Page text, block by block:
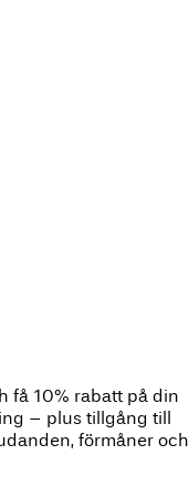
få 10% rabatt på din
– plus tillgång till
förmåner och